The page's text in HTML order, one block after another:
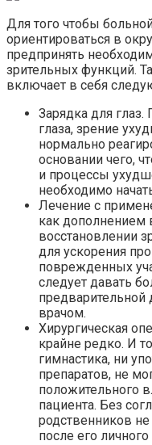
Для того чтобы
ориентироваться в
предпринять
зрительных функций.
включает в себя
Зарядка для
глаза, зрение
нормально
основании чего,
и процессы
необходимо
Лечение с
как дополнением
восстановлении
для ускорения
поврежденных
следует давать
предварительной
врачом.
Хирургическая
крайне редко. И
гимнастика, ни
препаратов, не
положительного
пациента. Без
родственников
после его